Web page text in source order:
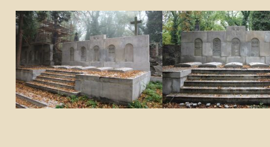
Fotogalerie: